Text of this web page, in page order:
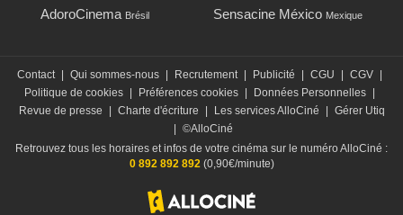
AdoroCinema Brésil Sensacine México Mexique
Contact Qui sommes-nous Recrutement Publicité CGU CGV
Politique de cookies
Préférences cookies Données Personnelles
Revue de presse
Charte d'écriture Les services AlloCiné
Gérer Utiq
©AlloCiné
Retrouvez tous les horaires et infos de votre cinéma sur le numéro AlloCiné :
0 892 892 892(0,90€/minute)